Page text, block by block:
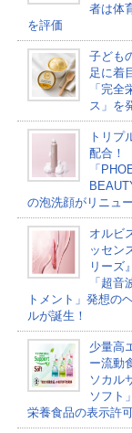
者は体
を評価
子ども
足に着
「完全
ス」を
トリプ
配合！
「
の泡洗顔がリニュ
オルビ
ッセン
リーズ
「超音
トメント」発想の
ルが誕生！
少量高
ー流動
ソカル
ソフト
栄養食品の表示許